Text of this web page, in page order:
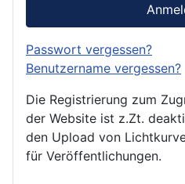
Passwort vergessen?
Benutzername vergessen?
Die Registrierung zum
der Website ist z.Zt.
den Upload von
für Veröffentlichungen.